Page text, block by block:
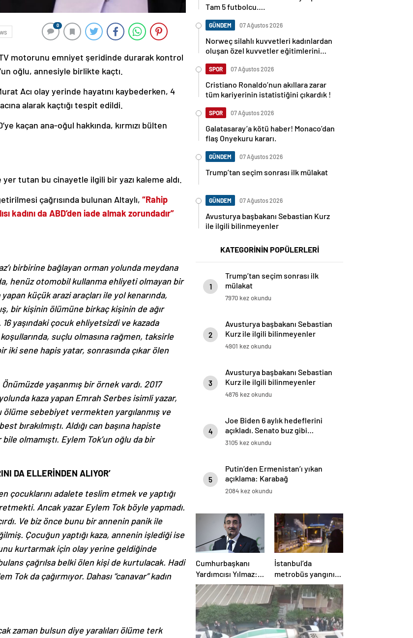
0
motorunu emniyet şeridinde durarak kontrol
oğlu, annesiyle birlikte kaçtı.
Acı olay yerinde hayatını kaybederken, 4
alarak kaçtığı tespit edildi.
kaçan ana-oğul hakkında, kırmızı bülten
tutan bu cinayetle ilgili bir yazı kaleme aldı.
çağrısında bulunan Altaylı, “Rahip
kadını da ABD’den iade almak zorundadır”
birbirine bağlayan orman yolunda meydana
henüz otomobil kullanma ehliyeti olmayan bir
küçük arazi araçları ile yol kenarında,
bir kişinin ölümüne birkaç kişinin de ağır
yaşındaki çocuk ehliyetsizdi ve kazada
suçlu olmasına rağmen, taksirle
sene hapis yatar, sonrasında çıkar ölen
yaşanmış bir örnek vardı. 2017
kaza yapan Emrah Serbes isimli yazar,
sebebiyet vermekten yargılanmış ve
bırakılmıştı. Aldığı can başına hapiste
olmamıştı. Eylem Tok’un oğlu da bir
DA ELLERİNDEN ALIYOR’
çocuklarını adalete teslim etmek ve yaptığı
Ancak yazar Eylem Tok böyle yapmadı.
Ve biz önce bunu bir annenin panik ile
Çocuğun yaptığı kaza, annenin işlediği ise
kurtarmak için olay yerine geldiğinde
çağrılsa belki ölen kişi de kurtulacak. Hadi
Tok da çağırmıyor. Dahası “canavar” kadın
zaman bulsun diye yaralıları ölüme terk
Tam 5 futbolcu….
GÜNDEM 07 Ağustos 2026
Norweç silahlı kuvvetleri kadınlardan
oluşan özel kuvvetler eğitimlerini
SPOR 07 Ağustos 2026
Cristiano Ronaldo’nun akıllara zarar
tüm kariyerinin istatistiğini çıkardık !
SPOR 07 Ağustos 2026
Galatasaray’a kötü haber! Monaco’dan
flaş Onyekuru kararı.
GÜNDEM 07 Ağustos 2026
Trump’tan seçim sonrası ilk mülakat
GÜNDEM 07 Ağustos 2026
Avusturya başbakanı Sebastian Kurz
ile ilgili bilinmeyenler
KATEGORİNİN POPÜLERLERİ
1
Trump’tan seçim sonrası ilk
mülakat
7970 kez okundu
2
Avusturya başbakanı Sebastian
Kurz ile ilgili bilinmeyenler
4901 kez okundu
3
Avusturya başbakanı Sebastian
Kurz ile ilgili bilinmeyenler
4876 kez okundu
4
Joe Biden 6 aylık hedeflerini
açıkladı. Senato buz gibi…
3105 kez okundu
5
Putin’den Ermenistan’ı yıkan
açıklama: Karabağ
Azerbaycan’ın ayrılmaz bir
2084 kez okundu
Cumhurbaşkanı
Yardımcısı Yılmaz:
Kendine özel
şartları olan bir
süreç
İstanbul’da
metrobüs yangını:
Seferler aksadı